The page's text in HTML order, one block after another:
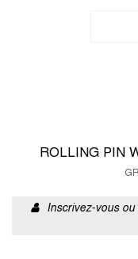
ROLLING PIN
Inscrivez-vous